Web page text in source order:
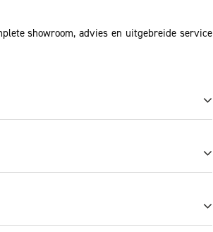
showroom, advies en uitgebreide service